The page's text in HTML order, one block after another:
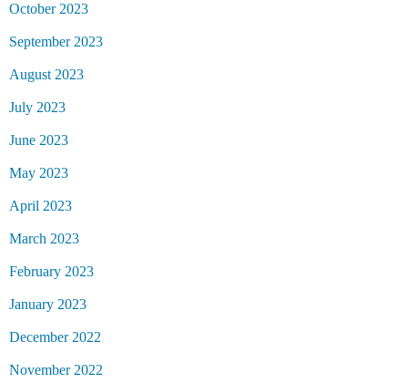
October 2023
September 2023
August 2023
July 2023
June 2023
May 2023
April 2023
March 2023
February 2023
January 2023
December 2022
November 2022